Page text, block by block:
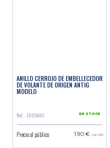
ANILLO CERROJO DE EMBELLECEDOR
DE VOLANTE DE ORIGEN ANTIG
MODELO
Ref. : 1005607 EN STOCK
Precio al público 1.90 € con IVA